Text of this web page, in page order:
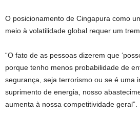
O posicionamento de Cingapura como
meio à volatilidade global requer um
“O fato de as pessoas dizerem que
porque tenho menos probabilidade de
segurança, seja terrorismo ou se é uma
suprimento de energia, nosso
aumenta à nossa competitividade geral”.